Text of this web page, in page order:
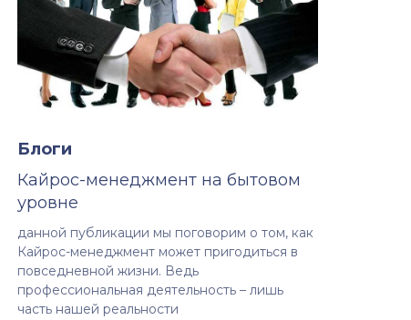
Блоги
Кайрос-менеджмент на бытовом
уровне
данной публикации мы поговорим о том, как
Кайрос-менеджмент может пригодиться в
повседневной жизни. Ведь
профессиональная деятельность – лишь
часть нашей реальности